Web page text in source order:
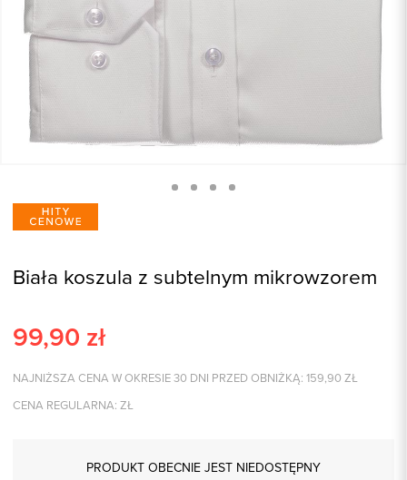
Biała koszula z subtelnym mikrowzorem
99,90 zł
NAJNIŻSZA CENA W OKRESIE 30 DNI PRZED OBNIŻKĄ: 159,90 ZŁ
CENA REGULARNA: ZŁ
PRODUKT OBECNIE JEST NIEDOSTĘPNY